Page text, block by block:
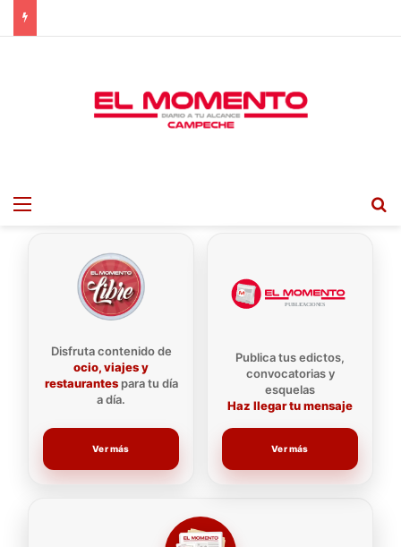
Menu
Disfruta contenido de
ocio, viajes y
restaurantespara tu día
a día.
Ver más
Publica tus edictos,
convocatorias y
esquelas
Haz llegar tu mensaje
Ver más